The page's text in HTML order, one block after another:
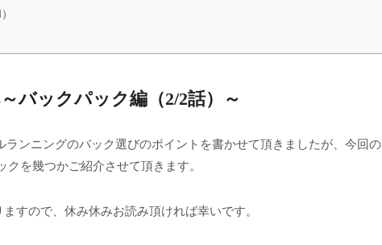
バックパック編（2/2話）～
ランニングのバック選びのポイントを書かせて頂きましたが、今回の
を幾つかご紹介させて頂きます。
すので、休み休みお読み頂ければ幸いです。